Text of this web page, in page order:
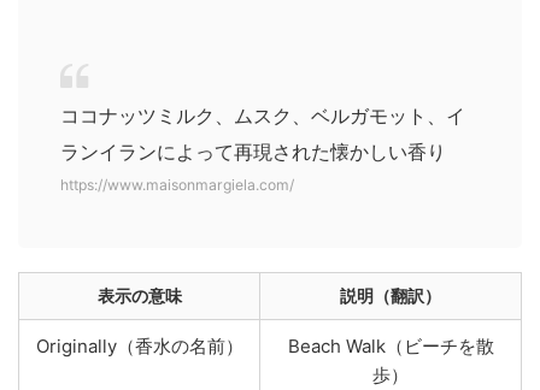
ココナッツミルク、ムスク、ベルガモット、イ
ランイランによって再現された懐かしい香り
https://www.maisonmargiela.com/
表示の意味 説明（翻訳）
Originally（香水の名前）
Beach Walk（ビーチを散
歩）